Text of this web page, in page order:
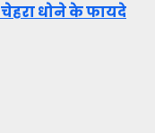
चेहरा धोने के फायदे